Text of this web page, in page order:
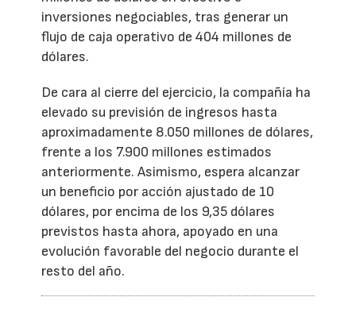
inversiones negociables, tras generar un
flujo de caja operativo de 404 millones de
dólares.
De cara al cierre del ejercicio, la compañía ha
elevado su previsión de ingresos hasta
aproximadamente 8.050 millones de dólares,
frente a los 7.900 millones estimados
anteriormente. Asimismo, espera alcanzar
un beneficio por acción ajustado de 10
dólares, por encima de los 9,35 dólares
previstos hasta ahora, apoyado en una
evolución favorable del negocio durante el
resto del año.